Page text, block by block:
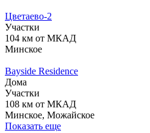
Цветаево-2
Участки
104 км от МКАД
Минское
Bayside Residence
Дома
Участки
108 км от МКАД
Минское, Можайское
Показать еще